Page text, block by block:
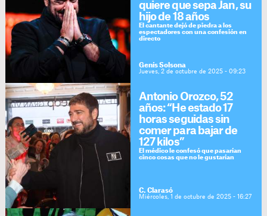
quiere que sepa Jan, su
hijo de 18 años
El cantante dejó de piedra a los
espectadores con una confesión en
directo
Genís Solsona
Jueves, 2 de octubre de 2025 - 09:23
Antonio Orozco, 52
años: “He estado 17
horas seguidas sin
comer para bajar de
127 kilos”
El médico le confesó que pasarían
cinco cosas que no le gustarían
C. Clarasó
Miércoles, 1 de octubre de 2025 - 16:27